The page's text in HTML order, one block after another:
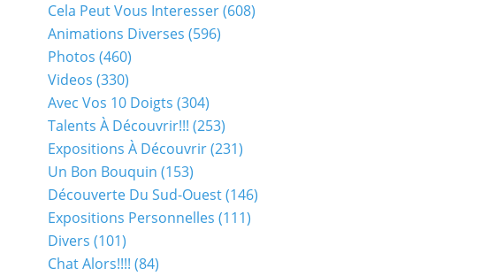
Cela Peut Vous Interesser(608)
Animations Diverses (596)
Photos (460)
Videos (330)
Avec Vos 10 Doigts (304)
Talents À Découvrir!!! (253)
Expositions À Découvrir(231)
Un Bon Bouquin (153)
Découverte Du Sud-Ouest(146)
Expositions Personnelles (111)
Divers (101)
Chat Alors!!!! (84)